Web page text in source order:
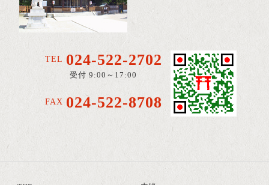
TEL 024-522-2702
受付 9:00～17:00
FAX 024-522-8708